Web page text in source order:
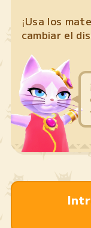
¡Usa los
cambiar el